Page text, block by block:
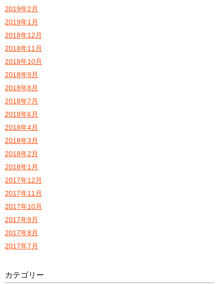
2019年2月
2019年1月
2018年12月
2018年11月
2018年10月
2018年9月
2018年8月
2018年7月
2018年6月
2018年4月
2018年3月
2018年2月
2018年1月
2017年12月
2017年11月
2017年10月
2017年9月
2017年8月
2017年7月
カテゴリー